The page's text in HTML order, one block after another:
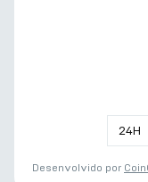
24H
Desenvolvido por